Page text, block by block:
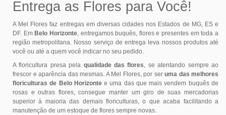
Entrega as Flores para Você!
A Mel Flores faz entregas em diversas cidades nos Estados de MG, ES e
DF. Em Belo Horizonte, entregamos buquês, flores e presentes em toda a
região metropolitana. Nosso serviço de entrega leva nossos produtos até
você ou até a quem você indicar no seu pedido.
A floricultura presa pela qualidade das flores, se atentando sempre ao
frescor e aparência das mesmas. A Mel Flores, por seruma das melhores
floriculturas de Belo Horizontee uma das que mais vendem buquês de
rosas e outras flores, consegue manter um giro de suas mercadorias
superior à maioria das demais floriculturas, o que acaba facilitando a
manutenção de um estoque de flores sempre novas.